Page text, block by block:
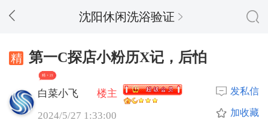
沈阳休闲洗浴验证
第一C探店小粉历X记，后怕
精 + 21
白菜小飞
楼主
2024/5/27 1:33:00
发私信
加收藏